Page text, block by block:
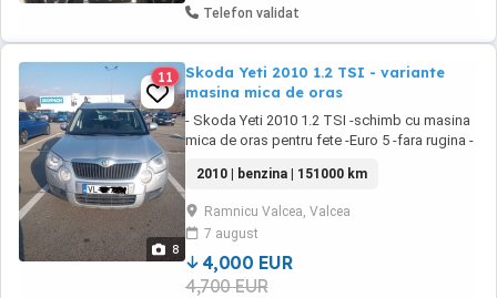
Telefon validat
8
11
Skoda Yeti 2010 1.2 TSI - variante
masina mica de oras
- Skoda Yeti 2010 1.2 TSI -schimb cu masina
mica de oras pentru fete -Euro 5 -fara rugina -
pe lanț - dublu climatronic functional, -
senzori parcare față-spate - 4 geamuri
electrice - asistență la coborâre, geamuri
electrice față-spate, - oglinzi electrice ...
2010 | benzina | 151000 km
Ramnicu Valcea, Valcea
7 august
4,000 EUR
4,700 EUR